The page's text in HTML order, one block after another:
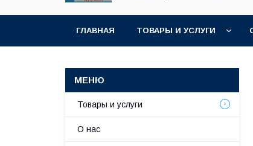
ГЛАВНАЯ ТОВАРЫ И УСЛУГИ
Товары и услуги
О нас